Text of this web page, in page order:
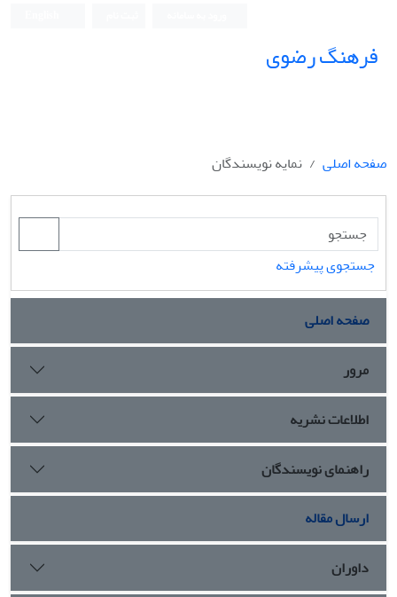
فرهنگ رضوی
صفحه اصلی نمایه نویسندگان
جستجوی پیشرفته
صفحه اصلی
مرور
اطلاعات نشریه
راهنمای نویسندگان
ارسال مقاله
داوران